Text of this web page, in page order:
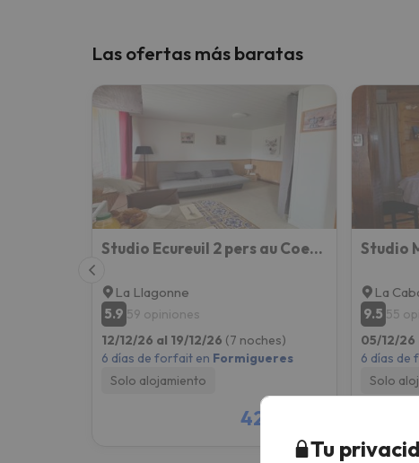
Las ofertas más baratas
Studio Ecureuil 2 pers au Coeur de la Montagne
La Llagonne
5.9 59 opiniones
12/12/26 al 19/12/26 (7 noches)
6 días de forfait en Formigueres
Solo alojamiento
428 €
Studio
La
9.5 55
05/12/26
6 días de
Solo
Tu